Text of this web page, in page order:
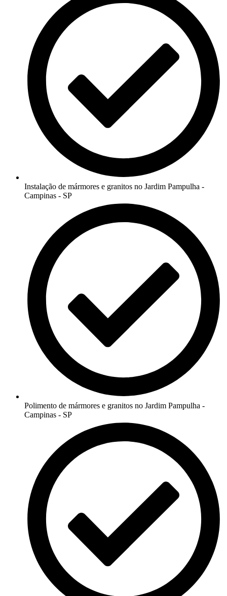
Instalação de mármores e granitos no Jardim Pampulha -
Campinas - SP
Polimento de mármores e granitos no Jardim Pampulha -
Campinas - SP